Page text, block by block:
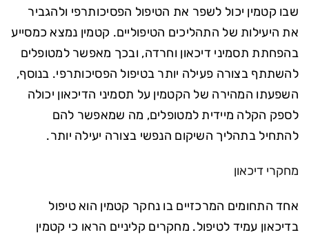
שבו קטמין יכול לשפר את הטיפול הפסיכותרפי ולהגביר
את היעילות של התהליכים הטיפוליים. קטמין נמצא כמסייע
בהפחתת תסמיני דיכאון וחרדה, ובכך מאפשר למטופלים
להשתתף בצורה פעילה יותר בטיפול הפסיכותרפי. בנוסף,
השפעתו המהירה של הקטמין על תסמיני הדיכאון יכולה
לספק הקלה מיידית למטופלים, מה שמאפשר להם
להתחיל בתהליך השיקום הנפשי בצורה יעילה יותר.
מחקרי דיכאון
אחד התחומים המרכזיים בו נחקר קטמין הוא טיפול
בדיכאון עמיד לטיפול. מחקרים קליניים הראו כי קטמין